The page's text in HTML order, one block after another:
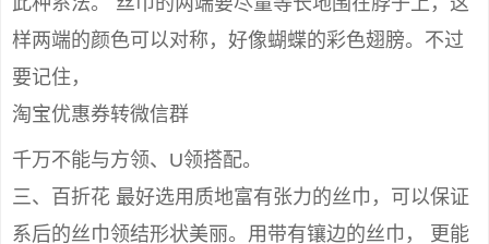
样两端的颜色可以对称，好像蝴蝶的彩色翅膀。不过
要记住，
淘宝优惠券转微信群
千万不能与方领、U领搭配。
三、百折花 最好选用质地富有张力的丝巾，可以保证
系后的丝巾领结形状美丽。用带有镶边的丝巾， 更能